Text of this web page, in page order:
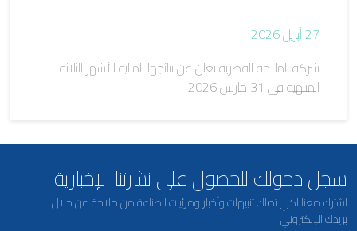
27 أبريل 2026
شركة الملاحة القطرية تعلن عن نتائجها المالية للأشهر الثلاثة
المنتهية في 31 مارس 2026
سجل دخولك للحصول على نشرتنا الإخبارية
اشترك معنا لكي تصلك تنبيهات وأخبار ومرئيات الصناعة من ملاحة من خلال
بريدك الإلكتروني